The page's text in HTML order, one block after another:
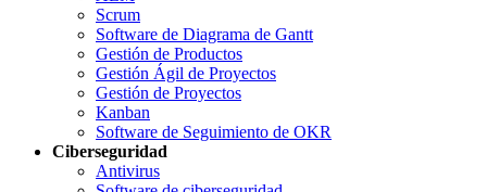
Scrum
Software de Diagrama de Gantt
Gestión de Productos
Gestión Ágil de Proyectos
Gestión de Proyectos
Kanban
Software de Seguimiento de OKR
Ciberseguridad
Antivirus